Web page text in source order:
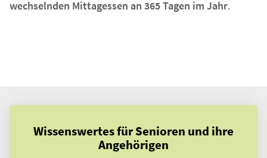
wechselnden Mittagessen an 365 Tagen im Jahr.
Wissenswertes für Senioren und ihre
Angehörigen